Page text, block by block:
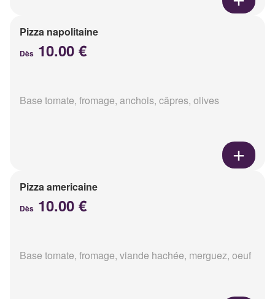
Pizza napolitaine
Dès 10.00 €
Base tomate, fromage, anchois, câpres, olives
Pizza americaine
Dès 10.00 €
Base tomate, fromage, viande hachée, merguez, oeuf